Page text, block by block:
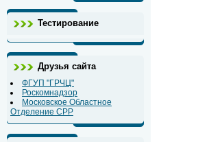
Тестирование
Друзья сайта
ФГУП "ГРЧЦ"
Роскомнадзор
Московское Областное
Отделение СРР